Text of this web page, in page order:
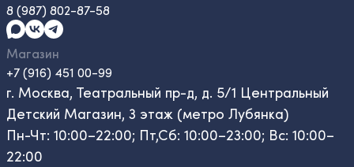
8 (987) 802-87-58
Магазин
+7 (916) 451 00-99
г. Москва, Театральный пр-д, д. 5/1 Центральный
Детский Магазин, 3 этаж (метро Лубянка)
Пн-Чт: 10:00–22:00; Пт,Сб: 10:00–23:00; Вс: 10:00–
22:00